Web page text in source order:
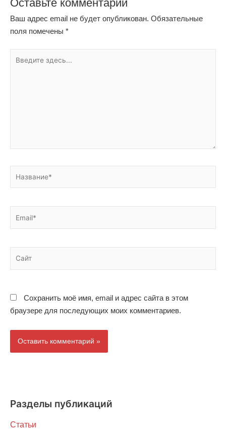
Оставьте комментарий
Ваш адрес email не будет опубликован. Обязательные
поля помечены *
Сохранить моё имя, email и адрес сайта в этом
браузере для последующих моих комментариев.
Разделы публикаций
Статьи